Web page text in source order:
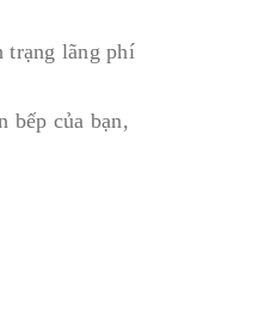
trạng lãng phí
bếp của bạn,